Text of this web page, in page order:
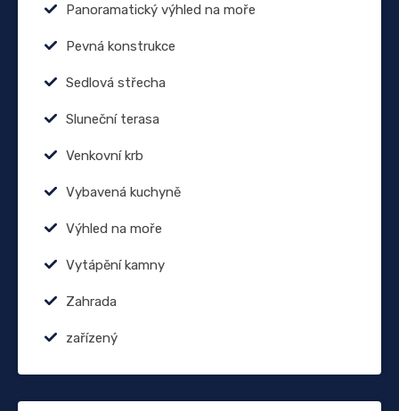
Panoramatický výhled na moře
Pevná konstrukce
Sedlová střecha
Sluneční terasa
Venkovní krb
Vybavená kuchyně
Výhled na moře
Vytápění kamny
Zahrada
zařízený